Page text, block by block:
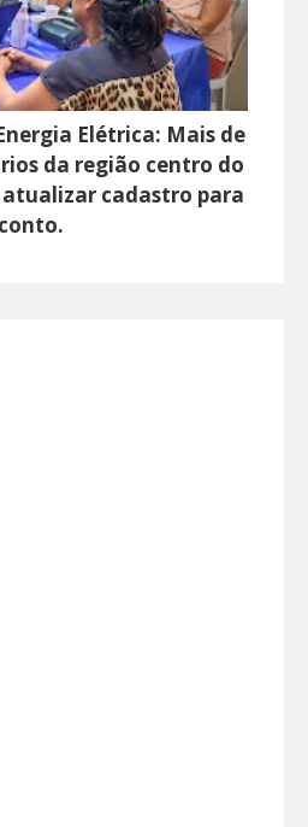
Elétrica: Mais de
da região centro do
cadastro para